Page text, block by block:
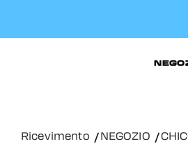
Ricevimento NEGOZIO